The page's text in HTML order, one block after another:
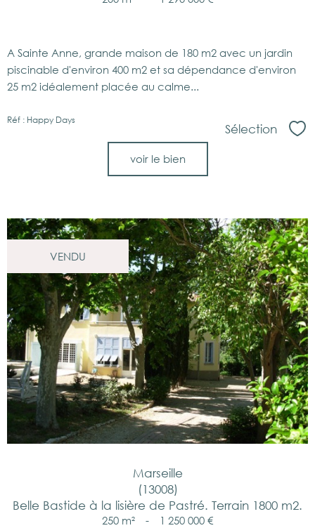
A Sainte Anne, grande maison de 180 m2 avec un jardin
piscinable d'environ 400 m2 et sa dépendance d'environ
25 m2 idéalement placée au calme...
Réf : Happy Days
Sélection
voir le bien
VENDU
Marseille
(13008)
Belle Bastide à la lisière de Pastré. Terrain 1800 m2.
250 m² - 1 250 000 €